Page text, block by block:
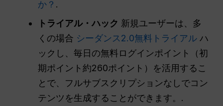
か？ .
トライアル・ハック 新規ユーザーは、多
くの場合 シーダンス2.0無料トライアル ハ
ックし、毎日の無料ログインポイント（初
期ポイント約260ポイント）を活用するこ
とで、フルサブスクリプションなしでコン
テンツを生成することができます。.